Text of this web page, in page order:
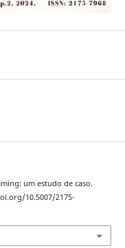
um estudo de caso.
10.5007/2175-